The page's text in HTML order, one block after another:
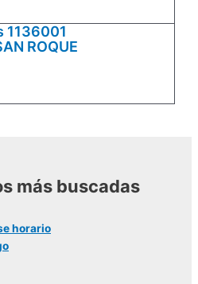
1136001
ROQUE
más buscadas
horario